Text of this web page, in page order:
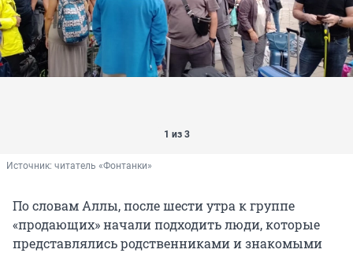
1 из 3
Источник: читатель «Фонтанки»
По словам Аллы, после шести утра к группе
«продающих» начали подходить люди, которые
представлялись родственниками и знакомыми